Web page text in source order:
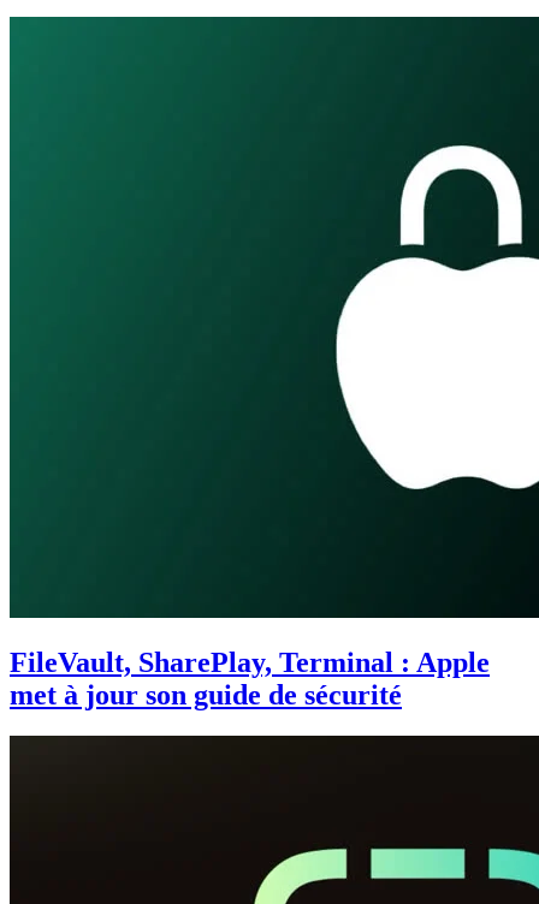
FileVault, SharePlay, Terminal : Apple
met à jour son guide de sécurité